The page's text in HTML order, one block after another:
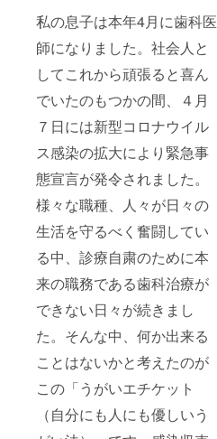
私の息子は本年4月に歯科医
師になりました。社会人と
してこれから頑張ると喜ん
でいたのもつかの間、４月
７日には新型コロナウイル
ス感染の拡大により緊急事
態宣言が発令されました。
様々な職種、人々が日々の
生活を守るべく奮闘してい
る中、診療自粛のために本
来の職務である歯科治療が
できない日々が続きまし
た。そんな中、何か出来る
ことはないかと考えたのが
この「うがいエチケット
（自分にも人にも優しいう